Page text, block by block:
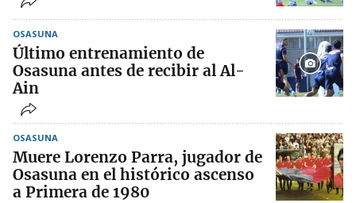
OSASUNA
Último entrenamiento de
Osasuna antes de recibir al Al-
Ain
OSASUNA
Muere Lorenzo Parra, jugador de
Osasuna en el histórico ascenso
a Primera de 1980